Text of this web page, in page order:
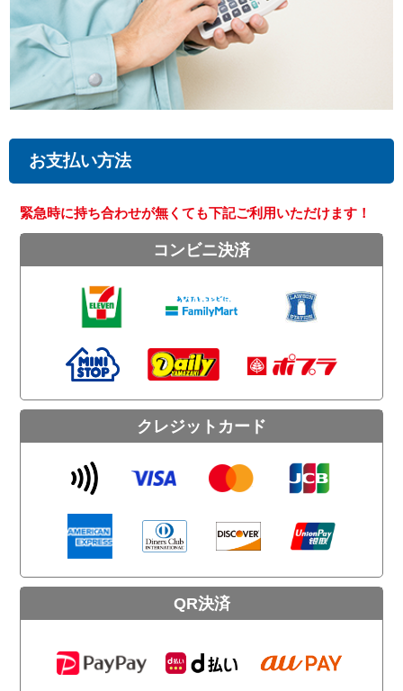
お支払い方法
緊急時に持ち合わせが無くても下記ご利用いただけます！
コンビニ決済
クレジットカード
QR決済